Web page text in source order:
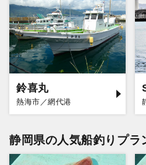
鈴喜丸
熱海市／網代港
静岡県の人気船釣りプラ